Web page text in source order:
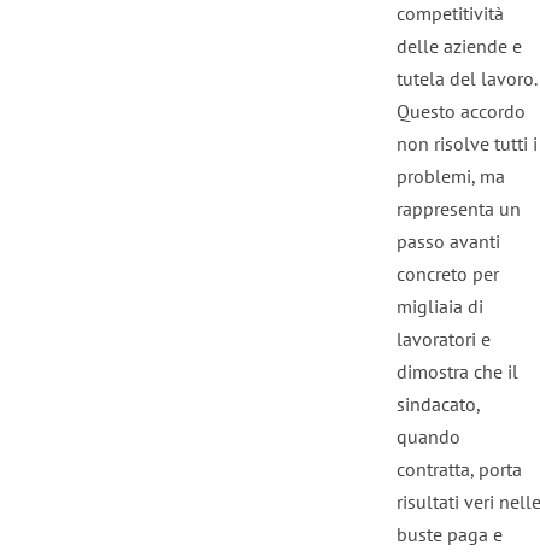
competitività
delle aziende e
tutela del lavoro.
Questo accordo
non risolve tutti i
problemi, ma
rappresenta un
passo avanti
concreto per
migliaia di
lavoratori e
dimostra che il
sindacato,
quando
contratta, porta
risultati veri nelle
buste paga e